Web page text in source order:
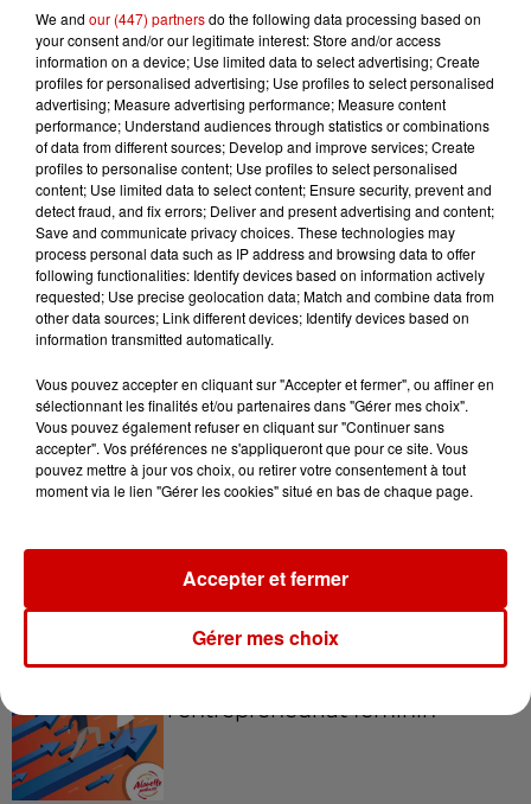
Gagnez vos entrées pour le
Musée du Sport Automobile au
Mans !
Alouette vous invite à
Futuroscope Xperiences !
Le Duel - Gagnez votre balade
en jet ski !
Kelly Massol, figure
l'entrepreneuriat féminin
We and our (447) partnersdo the following data processing based on
your consent and/or our legitimate interest: Store and/or access
information on a device; Use limited data to select advertising; Create
profiles for personalised advertising; Use profiles to select personalised
advertising; Measure advertising performance; Measure content
performance; Understand audiences through statistics or combinations
of data from different sources; Develop and improve services; Create
profiles to personalise content; Use profiles to select personalised
content; Use limited data to select content; Ensure security, prevent and
detect fraud, and fix errors; Deliver and present advertising and content;
Save and communicate privacy choices. These technologies may
process personal data such as IP address and browsing data to offer
following functionalities: Identify devices based on information actively
requested; Use precise geolocation data; Match and combine data from
other data sources; Link different devices; Identify devices based on
information transmitted automatically.
Vous pouvez accepter en cliquant sur "Accepter et fermer", ou affiner en
sélectionnant les finalités et/ou partenaires dans "Gérer mes choix".
Vous pouvez également refuser en cliquant sur "Continuer sans
accepter". Vos préférences ne s'appliqueront que pour ce site. Vous
pouvez mettre à jour vos choix, ou retirer votre consentement à tout
moment via le lien "Gérer les cookies" situé en bas de chaque page.
Gérer mes choix
Accepter et fermer